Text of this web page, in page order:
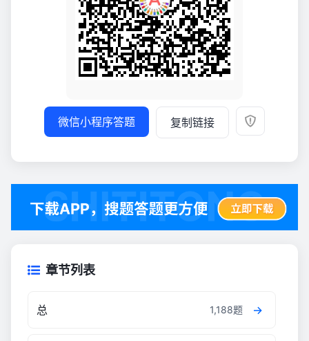
微信小程序答题 复制链接
章节列表
总 1,188题